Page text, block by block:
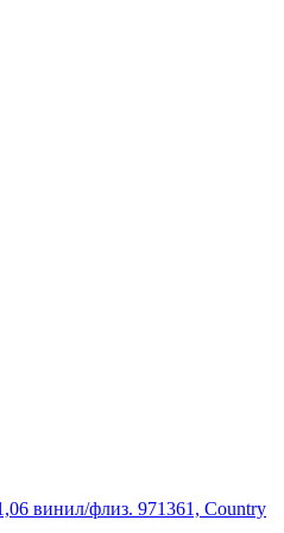
винил/флиз. 971361, Country